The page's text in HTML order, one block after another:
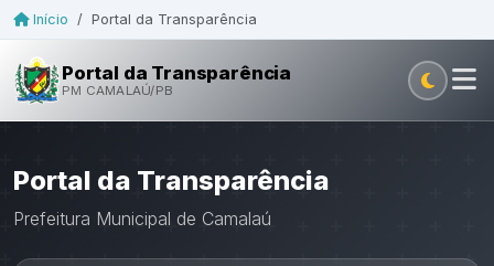
Início / Portal da Transparência
Portal da Transparência
PM CAMALAÚ/PB
Portal da Transparência
Prefeitura Municipal de Camalaú